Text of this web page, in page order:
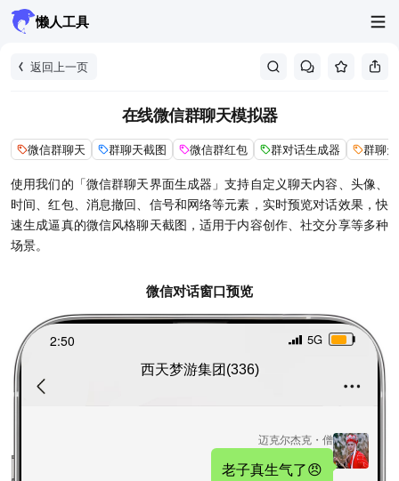
懒人工具
返回上一页
在线微信群聊天模拟器
微信群聊天 群聊天截图 微信群红包 群对话生成器 群聊
使用我们的「微信群聊天界面生成器」支持自定义聊天内容、头像、
时间、红包、消息撤回、信号和网络等元素，实时预览对话效果，快
速生成逼真的微信风格聊天截图，适用于内容创作、社交分享等多种
场景。
微信对话窗口预览
2:50 5G
西天梦游集团(336)
迈克尔杰克・僧
老子真生气了😠